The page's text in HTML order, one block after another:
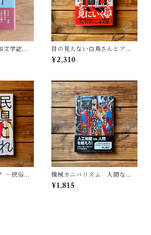
学誌」 |
目の見えない白鳥さんとアー
トを見にいく | 川内 有緒
¥2,310
―民俗学
学に遺
ン | 加藤幸
機械カニバリズム 人間なき
あとの人類学へ｜久保 明教
¥1,815